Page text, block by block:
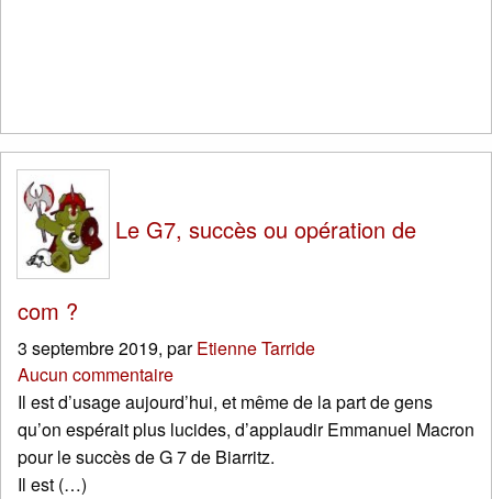
Le G7, succès ou opération de
com ?
3 septembre 2019, parEtienne Tarride
Aucun commentaire
Il est d’usage aujourd’hui, et même de la part de gens
qu’on espérait plus lucides, d’applaudir Emmanuel Macron
pour le succès de G 7 de Biarritz.
Il est (…)